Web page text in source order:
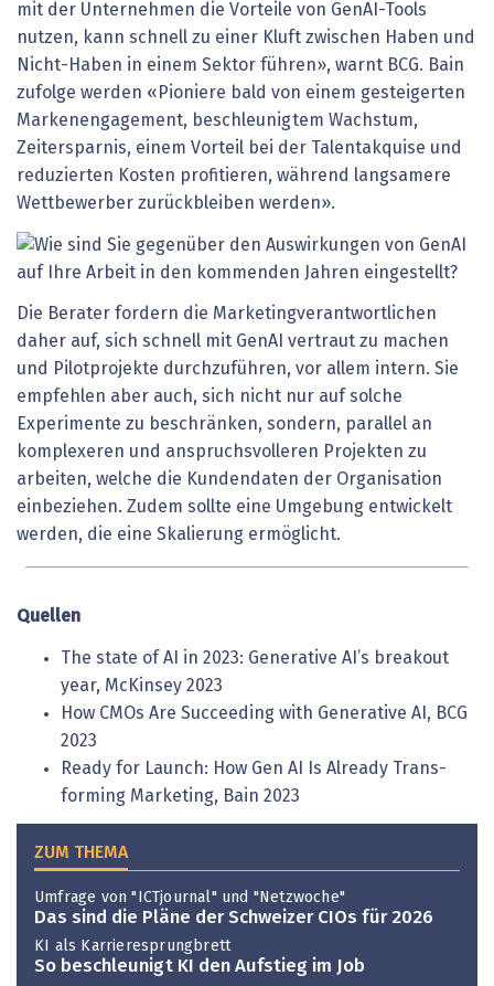
mit der Unternehmen die Vorteile von GenAI-Tools
nutzen, kann schnell zu einer Kluft zwischen Haben und
Nicht-Haben in einem Sektor führen», warnt BCG. Bain
zufolge werden «Pioniere bald von einem gesteigerten
Marken­engagement, beschleunigtem Wachstum,
Zeitersparnis, einem Vorteil bei der Talentakquise und
reduzierten Kosten profitieren, während langsamere
Wettbewerber zurückbleiben werden».
Die Berater fordern die Marketingverantwortlichen
daher auf, sich schnell mit GenAI vertraut zu machen
und Pilotprojekte durchzuführen, vor allem intern. Sie
empfehlen aber auch, sich nicht nur auf solche
Experimente zu beschränken, sondern, parallel an
komplexeren und anspruchsvolleren Projekten zu
arbeiten, welche die Kundendaten der Organisation
einbeziehen. Zudem sollte eine Umgebung entwickelt
werden, die eine Skalierung ermöglicht.
Quellen
The state of AI in 2023: Generative AI’s breakout
year, McKinsey 2023
How CMOs Are Succeeding with ­Generative AI, BCG
2023
Ready for Launch: How Gen AI Is Already Trans­
forming Marketing, Bain 2023
ZUM THEMA
Umfrage von "ICTjournal" und "Netzwoche"
Das sind die Pläne der Schweizer CIOs für 2026
KI als Karrieresprungbrett
So beschleunigt KI den Aufstieg im Job